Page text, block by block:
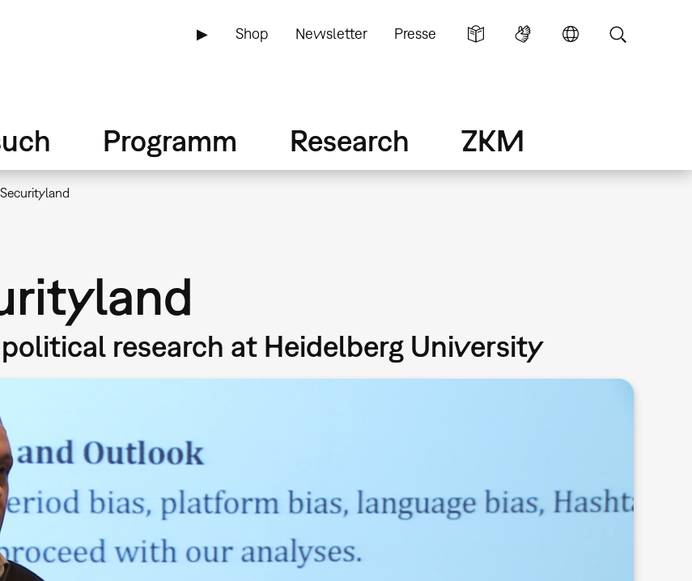
▶ Shop Newsletter Presse
Programm Research ZKM
research at Heidelberg University